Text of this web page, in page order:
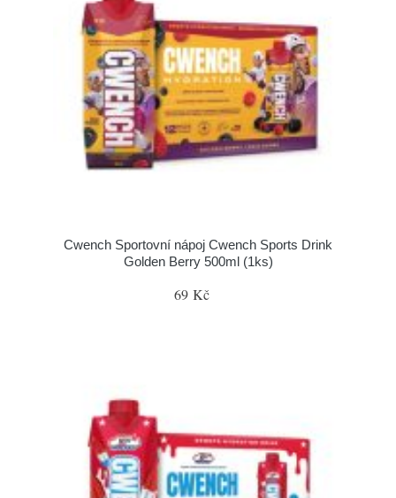
Cwench Sportovní nápoj Cwench Sports Drink
Golden Berry 500ml (1ks)
69 Kč